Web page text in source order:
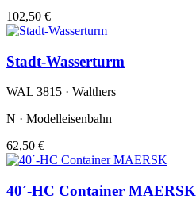
102,50 €
Stadt-Wasserturm
WAL 3815 · Walthers
N · Modelleisenbahn
62,50 €
40´-HC Container MAERSK